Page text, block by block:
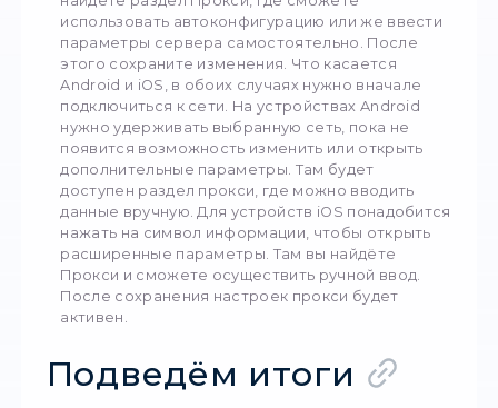
Для macOS;
Для Android;
Для iOS. Когда речь идёт о роутере,
произвести настройку в интерфейсе
управления, доступном через браузер. В
основном меню нужно найти либо
Интернета, либо доп. параметры. Затем
потребуется открыть раздел Прокси и
полученные от провайдера сведения
входит IP, номер порта, а также логин и
случае авторизации). После сохранения и
компьютеров, работающих на ОС
настраивать нужно в разделе Параметры,